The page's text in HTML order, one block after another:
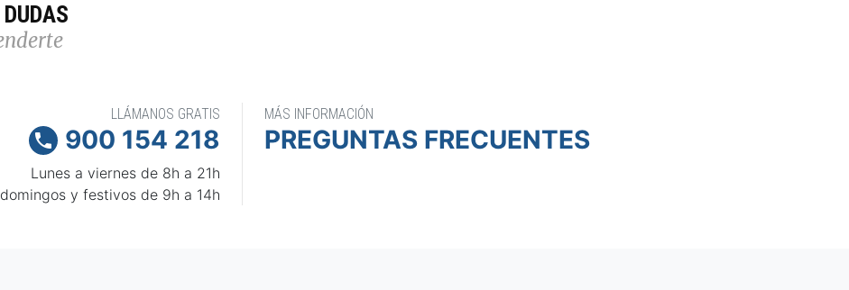
LLÁMANOS GRATIS
 900 154 218
Lunes a viernes de 8h a 21h
y festivos de 9h a 14h
MÁS INFORMACIÓN
PREGUNTAS FRECUENTES